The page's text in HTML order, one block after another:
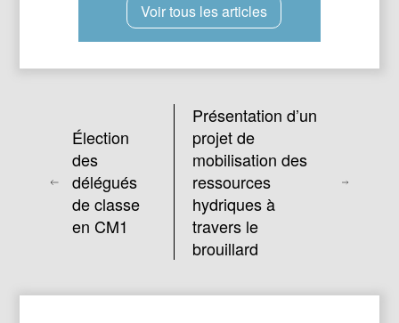
Voir tous les articles
Élection
des
délégués
de classe
en CM1
Présentation d’un
projet de
mobilisation des
ressources
hydriques à
travers le
brouillard